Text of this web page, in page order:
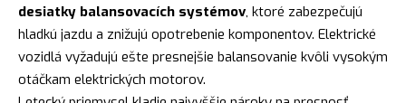
desiatky balansovacích systémov, ktoré zabezpečujú
hladkú jazdu a znižujú opotrebenie komponentov. Elektrické
vozidlá vyžadujú ešte presnejšie balansovanie kvôli vysokým
otáčkam elektrických motorov.